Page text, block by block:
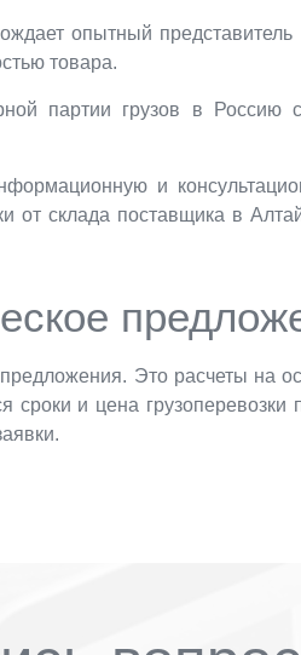
опытный
товара.
партии грузов в Россию
и
от склада поставщика в
Это расчеты на
сроки и цена